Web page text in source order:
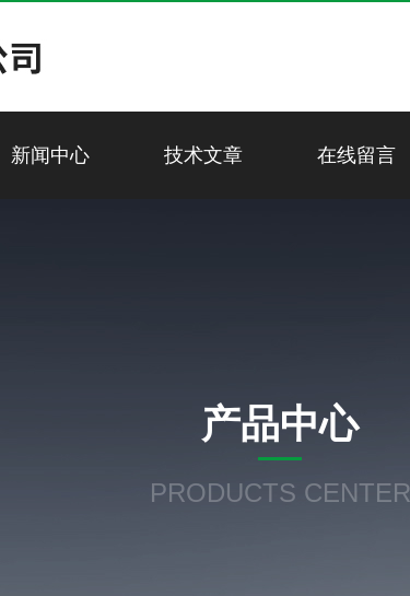
新闻中心 技术文章 在线留言
产品中心
PRODUCTS CENTER